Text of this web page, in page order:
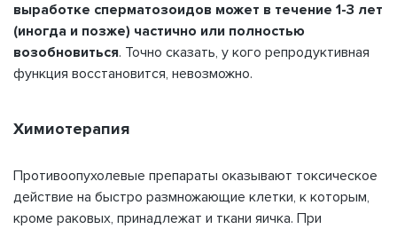
выработке сперматозоидов может в течение 1-3 лет
(иногда и позже) частично или полностью
возобновиться. Точно сказать, у кого репродуктивная
функция восстановится, невозможно.
Химиотерапия
Противоопухолевые препараты оказывают токсическое
действие на быстро размножающие клетки, к которым,
кроме раковых, принадлежат и ткани яичка. При